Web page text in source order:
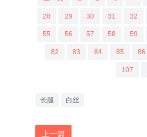
28 29 30 31 32
55 56 57 58 59
82 83 84 85 86
107
长腿 白丝
上一篇